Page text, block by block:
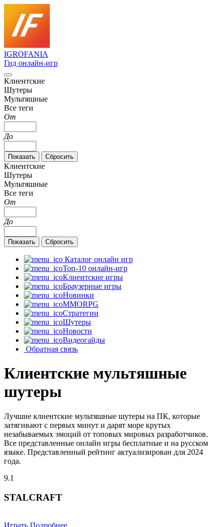
IGROFANIA
Гид онлайн-игр
Клиентские
Шутеры
Мультяшные
Все теги
От
До
Клиентские
Шутеры
Мультяшные
Все теги
От
До
Каталог онлайн игр
Топ-10 онлайн-игр
Клиентские игры
Браузерные игры
Новинки
MMORPG
Стратегии
Шутеры
Новости
Видеогайды
Обратная связь
Клиентские мультяшные
шутеры
Лучшие клиентские мультяшные шутеры на ПК, которые
затягивают с первых минут и дарят море крутых
незабываемых эмоций от топовых мировых разработчиков.
Все представленные онлайн игры бесплатные и на русском
языке. Представленный рейтинг актуализирован для 2024
года.
9.1
STALCRAFT